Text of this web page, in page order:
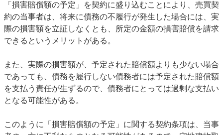
「損害賠償額の予定」を契約に盛り込むことにより、売買契
約の当事者は、将来に債務の不履行が発生した場合には、実
際の損害額を立証しなくとも、所定の金額の損害賠償を請求
できるというメリットがある。
また、実際の損害額が、予定された賠償額よりも少ない場合
であっても、債務を履行しない債務者には予定された賠償額
を支払う責任が生ずるので、債務者にとっては過剰な支払い
となる可能性がある。
このように「損害賠償額の予定」に関する契約条項は、当事